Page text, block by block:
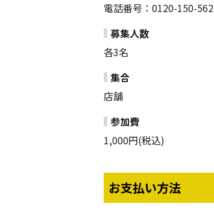
電話番号：0120-150-562
募集人数
各3名
集合
店舗
参加費
1,000円(税込)
お支払い方法